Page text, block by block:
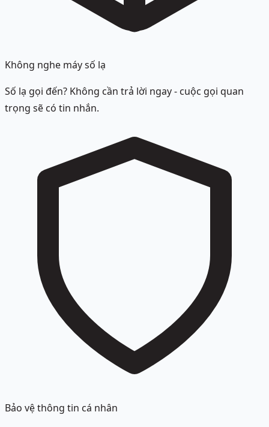
Không nghe máy số lạ
Số lạ gọi đến? Không cần trả lời ngay - cuộc gọi quan
trọng sẽ có tin nhắn.
Bảo vệ thông tin cá nhân